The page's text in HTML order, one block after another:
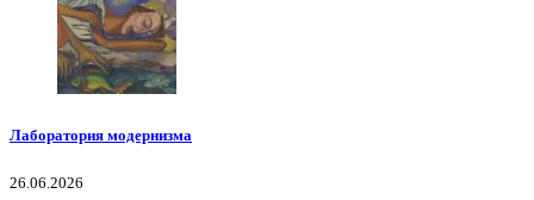
Лаборатория модернизма
26.06.2026